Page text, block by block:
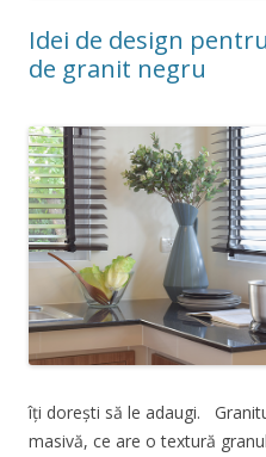
Idei de design
de granit negru
îți dorești să le adaugi.
masivă, ce are o textură